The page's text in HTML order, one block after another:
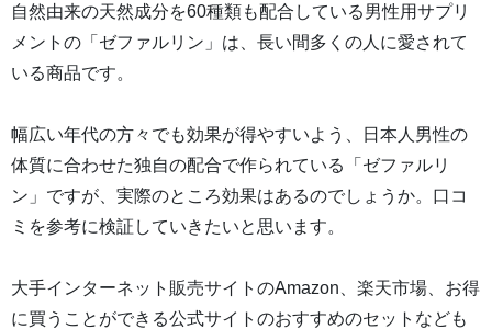
自然由来の天然成分を60種類も配合している男性用サプリ
メントの「ゼファルリン」は、長い間多くの人に愛されて
いる商品です。
幅広い年代の方々でも効果が得やすいよう、日本人男性の
体質に合わせた独自の配合で作られている「ゼファルリ
ン」ですが、実際のところ効果はあるのでしょうか。口コ
ミを参考に検証していきたいと思います。
大手インターネット販売サイトのAmazon、楽天市場、お得
に買うことができる公式サイトのおすすめのセットなども